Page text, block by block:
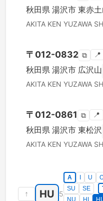
秋田県 湯沢市 東赤
AKITA KEN YUZAWA
〒 012-0832 ⧉ 📍
秋田県 湯沢市 広沢山
AKITA KEN YUZAWA
〒 012-0861 ⧉ 📍
秋田県 湯沢市 東松沢
AKITA KEN YUZAWA
↑ HU 5
A U
SU
SE
NU
HI